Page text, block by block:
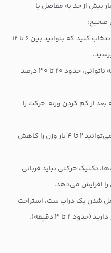
بیش از حد به مفاصل یا
صحیح:
: ابتدا وزنه‌ای را انتخاب کنید که بتوانید بین ۶ تا ۱۲
پس از رسیدن به ناتوانی، حدود ۲۰ تا ۳۰ درصد
بعد از کم کردن وزنه، حرکت را
: بسته به نوع دراپ ست می‌توانید ۲ تا ۴ بار وزن را کاهش
تکنیک حرکتی نباید قربانی
افزایش می‌دهد.
شدن یک دراپ ست، استراحت
۲ تا ۳ دقیقه).